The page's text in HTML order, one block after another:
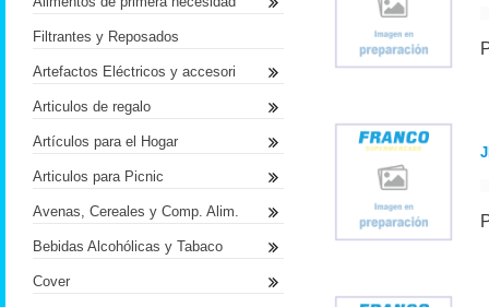
Filtrantes y Reposados
Artefactos Eléctricos y accesori
Articulos de regalo
Artículos para el Hogar
Articulos para Picnic
Avenas, Cereales y Comp. Alim.
Bebidas Alcohólicas y Tabaco
Cover